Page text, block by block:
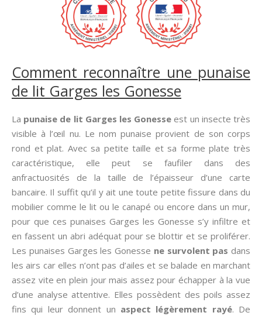
Comment reconnaître une punaise
de lit Garges les Gonesse
La punaise de lit Garges les Gonesse est un insecte très
visible à l’œil nu. Le nom punaise provient de son corps
rond et plat. Avec sa petite taille et sa forme plate très
caractéristique, elle peut se faufiler dans des
anfractuosités de la taille de l’épaisseur d’une carte
bancaire. Il suffit qu’il y ait une toute petite fissure dans du
mobilier comme le lit ou le canapé ou encore dans un mur,
pour que ces punaises Garges les Gonesse s’y infiltre et
en fassent un abri adéquat pour se blottir et se proliférer.
Les punaises Garges les Gonesse ne survolent pas dans
les airs car elles n’ont pas d’ailes et se balade en marchant
assez vite en plein jour mais assez pour échapper à la vue
d’une analyse attentive. Elles possèdent des poils assez
fins qui leur donnent un aspect légèrement rayé. De